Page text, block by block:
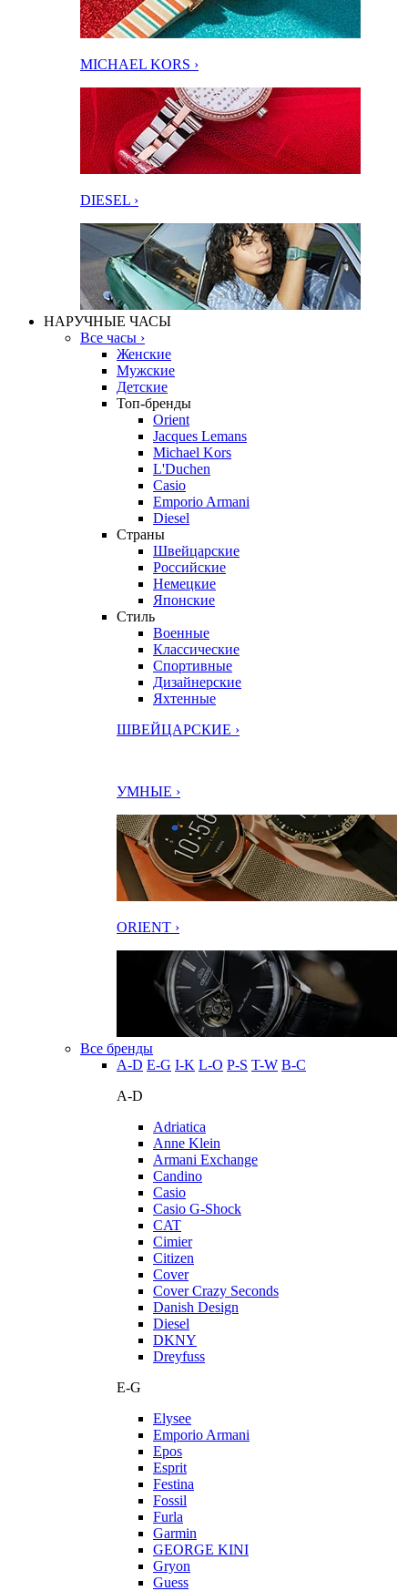
MICHAEL KORS ›
DIESEL ›
НАРУЧНЫЕ ЧАСЫ
Все часы ›
Женские
Мужские
Детские
Топ-бренды
Orient
Jacques Lemans
Michael Kors
L'Duchen
Casio
Emporio Armani
Diesel
Страны
Швейцарские
Российские
Немецкие
Японские
Стиль
Военные
Классические
Спортивные
Дизайнерские
Яхтенные
ШВЕЙЦАРСКИЕ ›
УМНЫЕ ›
ORIENT ›
Все бренды
A-D E-G I-K L-O P-S T-W В-С
A-D
Adriatica
Anne Klein
Armani Exchange
Candino
Casio
Casio G-Shock
CAT
Cimier
Citizen
Cover
Cover Crazy Seconds
Danish Design
Diesel
DKNY
Dreyfuss
E-G
Elysee
Emporio Armani
Epos
Esprit
Festina
Fossil
Furla
Garmin
GEORGE KINI
Gryon
Guess